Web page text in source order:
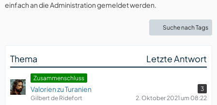
einfach an die Administration gemeldet werden.
Suche nach Tags
Thema Letzte Antwort
Zusammenschluss
Valorien zu Turanien
3
Gilbert de Ridefort
2. Oktober 2021 um 08:22